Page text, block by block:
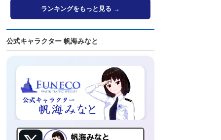
ランキングをもっと見る →
公式キャラクター 帆海みなと